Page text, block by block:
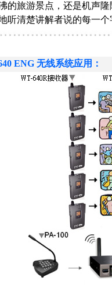
的旅游景点，还是机声
听清楚讲解者说的每一个
ENG 无线系统应用：